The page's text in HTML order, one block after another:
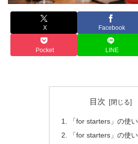
X Facebook
Pocket LINE
目次
「for starters」の使
「for starters」の使